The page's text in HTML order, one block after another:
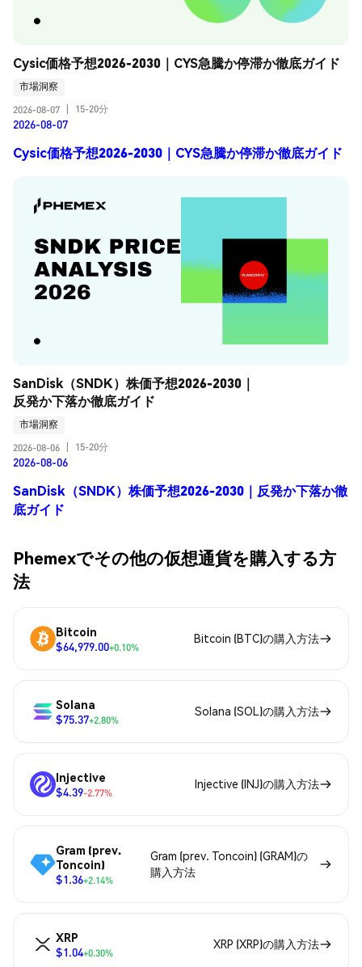
Cysic価格予想2026-2030｜CYS急騰か停滞か徹底ガイド
市場洞察
2026-08-07
15-20分
2026-08-07
Cysic価格予想2026-2030｜CYS急騰か停滞か徹底ガイド
SanDisk（SNDK）株価予想2026-2030｜
反発か下落か徹底ガイド
市場洞察
2026-08-06
15-20分
2026-08-06
SanDisk（SNDK）株価予想2026-2030｜反発か下落か徹
底ガイド
Phemexでその他の仮想通貨を購入する方
法
Bitcoin
$64,979.00+0.10%
Bitcoin (BTC)の購入方法
Solana
$75.37+2.80%
Solana (SOL)の購入方法
Injective
$4.39-2.77%
Injective (INJ)の購入方法
Gram (prev.
Toncoin)
$1.36+2.14%
Gram (prev. Toncoin) (GRAM)の
購入方法
XRP
$1.04+0.30%
XRP (XRP)の購入方法